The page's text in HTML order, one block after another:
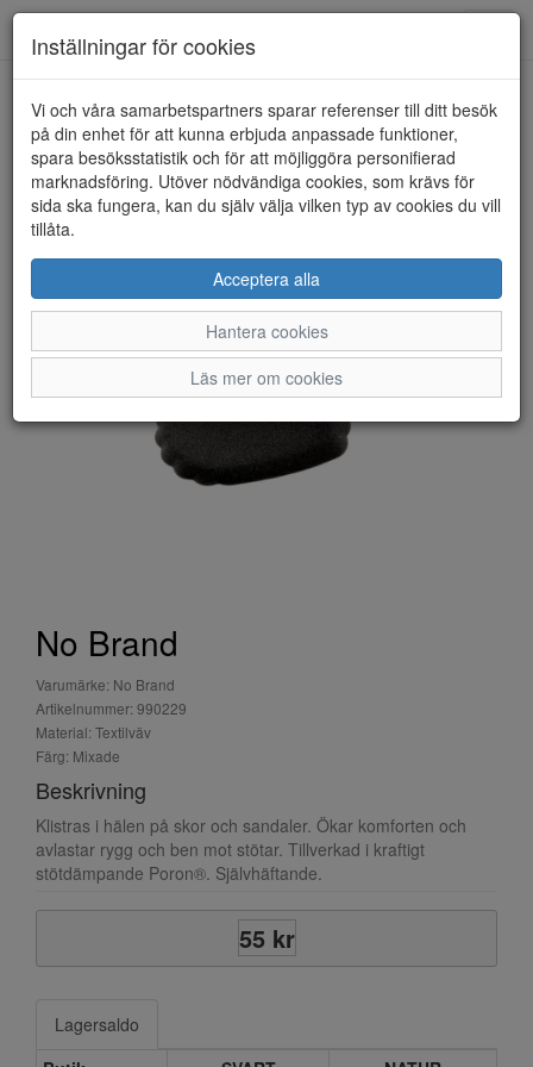
HEM NO BRAND
No Brand
Varumärke: No Brand
Artikelnummer: 990229
Material: Textilväv
Färg: Mixade
Beskrivning
Klistras i hälen på skor och sandaler. Ökar komforten och
avlastar rygg och ben mot stötar. Tillverkad i kraftigt
stötdämpande Poron®. Självhäftande.
55 kr
Lagersaldo
Inställningar för cookies
Vi och våra samarbetspartners sparar referenser till ditt besök
på din enhet för att kunna erbjuda anpassade funktioner,
spara besöksstatistik och för att möjliggöra personifierad
marknadsföring. Utöver nödvändiga cookies, som krävs för
sida ska fungera, kan du själv välja vilken typ av cookies du vill
tillåta.
Acceptera alla
Hantera cookies
Läs mer om cookies